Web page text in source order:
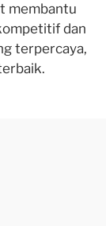
membantu
dan
terpercaya,